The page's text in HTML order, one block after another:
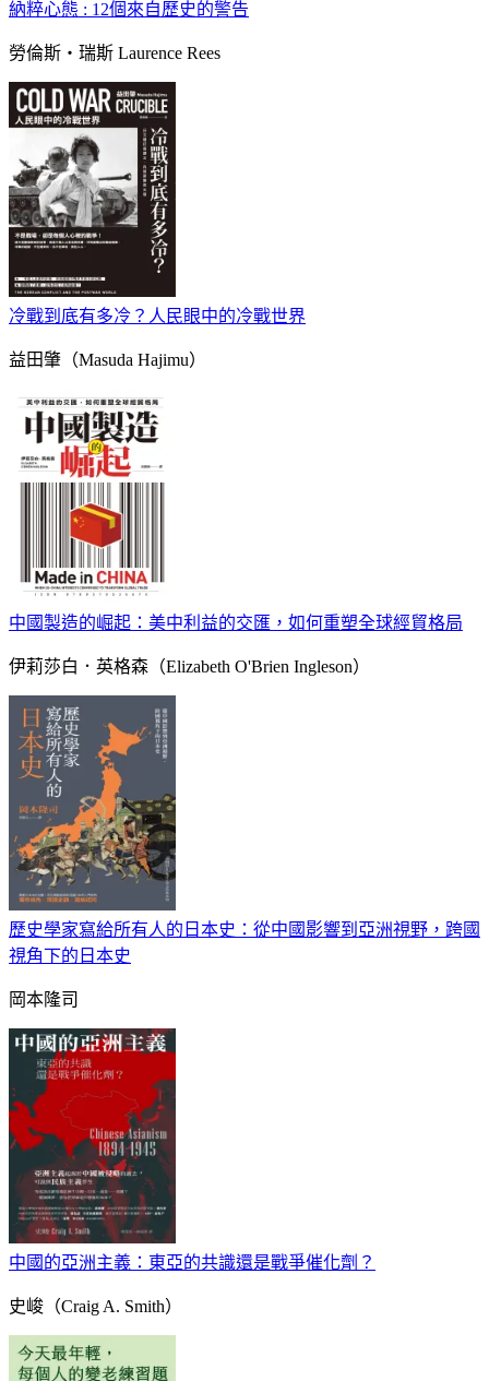
納粹心態 : 12個來自歷史的警告
勞倫斯‧瑞斯 Laurence Rees
冷戰到底有多冷？人民眼中的冷戰世界
益田肇（Masuda Hajimu）
中國製造的崛起：美中利益的交匯，如何重塑全球經貿格局
伊莉莎白．英格森（Elizabeth O'Brien Ingleson）
歷史學家寫給所有人的日本史：從中國影響到亞洲視野，跨國
視角下的日本史
岡本隆司
中國的亞洲主義：東亞的共識還是戰爭催化劑？
史峻（Craig A. Smith）